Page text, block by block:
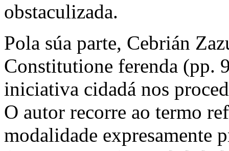
obstaculizada.
Pola súa parte, Cebrián
Constitutione ferenda (pp.
iniciativa cidadá nos
O autor recorre ao termo
modalidade expresamente